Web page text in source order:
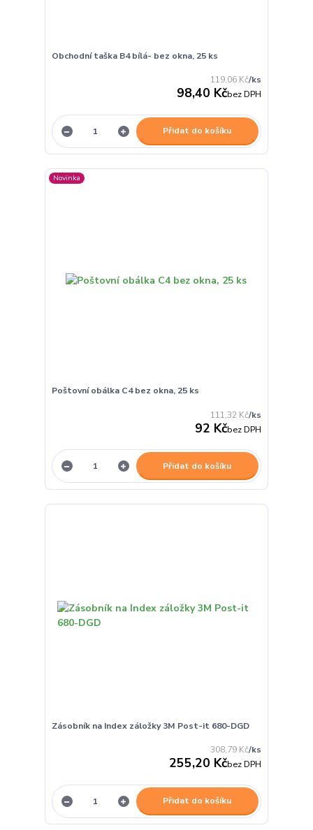
Obchodní taška B4 bílá- bez okna, 25 ks
119,06 Kč/ks
98,40 Kčbez DPH
Přidat do košíku
Novinka
Poštovní obálka C4 bez okna, 25 ks
111,32 Kč/ks
92 Kčbez DPH
Přidat do košíku
Zásobník na Index záložky 3M Post-it 680-DGD
308,79 Kč/ks
255,20 Kčbez DPH
Přidat do košíku